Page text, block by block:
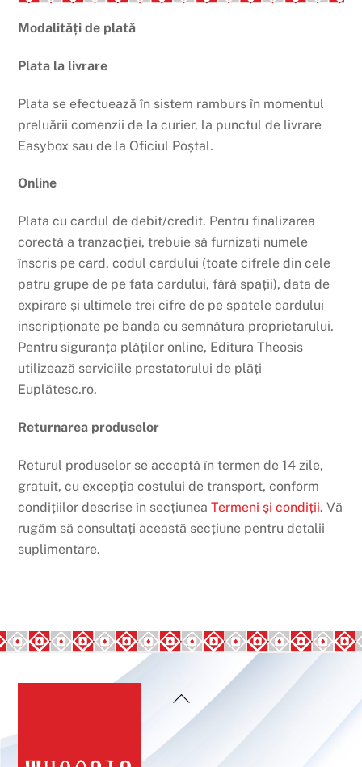
Modalități de plată
Plata la livrare
Plata se efectuează în sistem ramburs în momentul
preluării comenzii de la curier, la punctul de livrare
Easybox sau de la Oficiul Poștal.
Online
Plata cu cardul de debit/credit. Pentru finalizarea
corectă a tranzacției, trebuie să furnizați numele
înscris pe card, codul cardului (toate cifrele din cele
patru grupe de pe fata cardului, fără spații), data de
expirare și ultimele trei cifre de pe spatele cardului
inscripționate pe banda cu semnătura proprietarului.
Pentru siguranța plăților online, Editura Theosis
utilizează serviciile prestatorului de plăți
Euplătesc.ro.
Returnarea produselor
Returul produselor se acceptă în termen de 14 zile,
gratuit, cu excepția costului de transport, conform
condițiilor descrise în secțiuneaTermeni și condiții. Vă
rugăm să consultați această secțiune pentru detalii
suplimentare.
Back
Top